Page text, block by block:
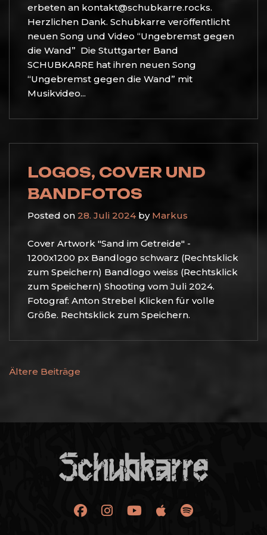
erbeten an kontakt@schubkarre.rocks.
Herzlichen Dank. Schubkarre veröffentlicht
neuen Song und Video “Ungebremst gegen
die Wand” Die Stuttgarter Band
SCHUBKARRE hat ihren neuen Song
“Ungebremst gegen die Wand” mit
Musikvideo...
LOGOS, COVER UND
BANDFOTOS
Posted on 28. Juli 2024by Markus
Cover Artwork "Sand im Getreide" -
1200x1200 px Bandlogo schwarz (Rechtsklick
zum Speichern) Bandlogo weiss (Rechtsklick
zum Speichern) Shooting vom Juli 2024.
Fotograf: Anton Strebel Klicken für volle
Größe. Rechtsklick zum Speichern.
BEITRAGSNAVIGATION
Ältere Beiträge